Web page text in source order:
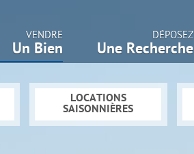
VENDRE
Un Bien
DÉPOSEZ
Une Recherche
LOCATIONS
SAISONNIÈRES